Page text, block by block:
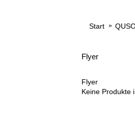
Start
Flyer
Flyer
Keine Produkte